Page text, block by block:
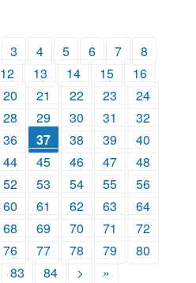
3 4 5 6 7
8
12 13 14 15
16
20 21 22 23
24
28 29 30 31
32
36 37 38 39
40
44 45 46 47
48
52 53 54 55
56
60 61 62 63
64
68 69 70 71
72
76 77 78 79
80
83 84 > »